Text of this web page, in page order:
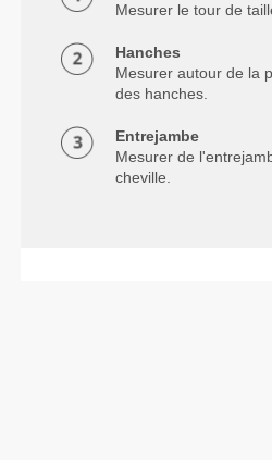
Mesurer le tour de
Hanches
Mesurer autour de la
des hanches.
Entrejambe
Mesurer de
cheville.